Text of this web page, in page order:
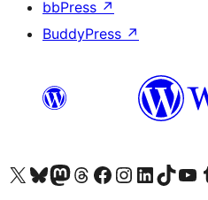
bbPress ↗
BuddyPress ↗
Bezoek ons X (voorheen Twitter) account
Bezoek onze Bluesky account
Bezoek ons Mastodon account
Bezoek onze Threads account
Onze Facebookpagina bezoeken
Bezoek onze Instagram account
Bezoek onze LinkedIn
Bezoek onze TikTok
Bezoek ons